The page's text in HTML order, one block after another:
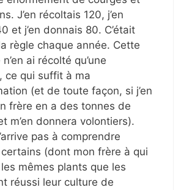
J’en récoltais 120, j’en
et j’en donnais 80. C’était
règle chaque année. Cette
ai récolté qu’une
ce qui suffit à ma
(et de toute façon, si j’en
frère en a des tonnes de
m’en donnera volontiers).
pas à comprendre
(dont mon frère à qui
mêmes plants que les
réussi leur culture de